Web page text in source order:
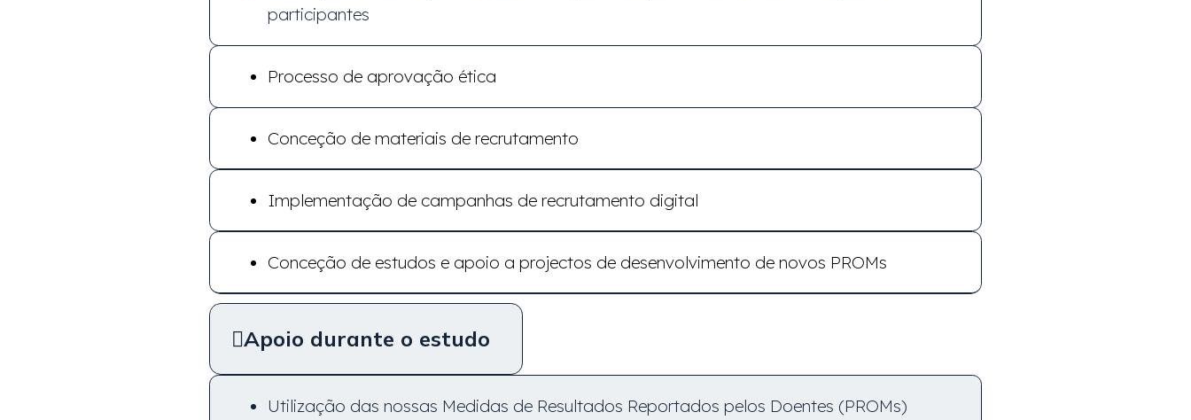
participantes
Processo de aprovação ética
Conceção de materiais de recrutamento
Implementação de campanhas de recrutamento digital
Conceção de estudos e apoio a projectos de desenvolvimento de novos PROMs
Apoio durante o estudo
Utilização das nossas Medidas de Resultados Reportados pelos Doentes (PROMs)